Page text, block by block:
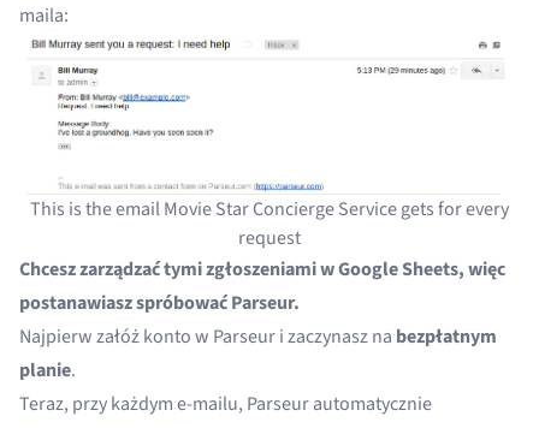
maila:
This is the email Movie Star Concierge Service gets for every
request
Chcesz zarządzać tymi zgłoszeniami w Google Sheets, więc
postanawiasz spróbować Parseur.
Najpierwzałóż kontow Parseur i zaczynasz na bezpłatnym
planie.
Teraz, przy każdym e-mailu, Parseur automatycznie